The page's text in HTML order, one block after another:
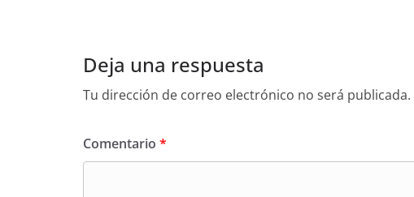
Deja una respuesta
Tu dirección de correo electrónico no será publicada.
Comentario *